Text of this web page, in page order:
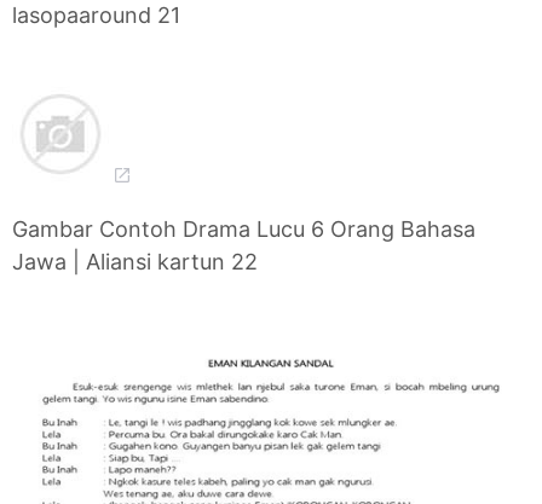
lasopaaround 21
Gambar Contoh Drama Lucu 6 Orang Bahasa
Jawa | Aliansi kartun 22